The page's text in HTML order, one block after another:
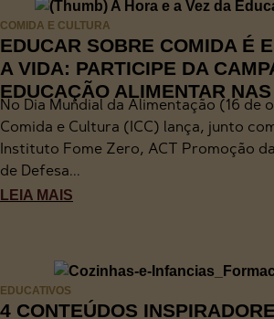
COMIDA E CULTURA
EDUCAR SOBRE COMIDA É
A VIDA: PARTICIPE DA
EDUCAÇÃO ALIMENTAR
No Dia Mundial da Alimentação (16 de
Comida e Cultura (ICC) lança, junto
Instituto Fome Zero, ACT Promoção
de Defesa...
LEIA MAIS
EDUCATIVOS
4 CONTEÚDOS